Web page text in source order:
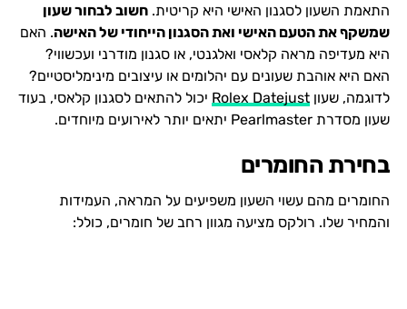
התאמת השעון לסגנון האישי היא קריטית. חשוב לבחור שעון
שמשקף את הטעם האישי ואת הסגנון הייחודי של האישה. האם
היא מעדיפה מראה קלאסי ואלגנטי, או סגנון מודרני ועכשווי?
האם היא אוהבת שעונים עם יהלומים או עיצובים מינימליסטיים?
לדוגמה, שעון Rolex Datejust יכול להתאים לסגנון קלאסי, בעוד
שעון מסדרת Pearlmaster יתאים יותר לאירועים מיוחדים.
בחירת החומרים
החומרים מהם עשוי השעון משפיעים על המראה, העמידות
והמחיר שלו. רולקס מציעה מגוון רחב של חומרים, כולל: